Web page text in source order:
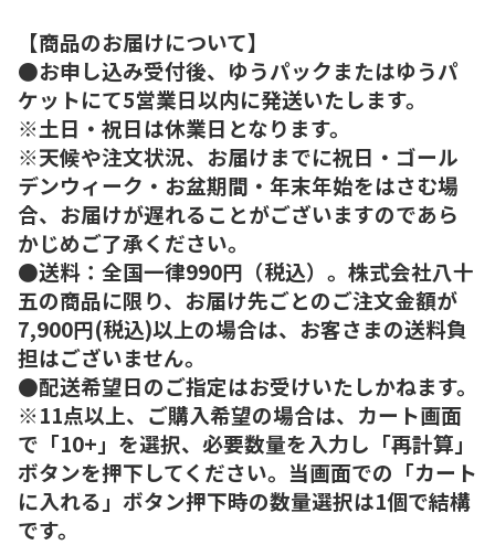
【商品のお届けについて】
●お申し込み受付後、ゆうパックまたはゆうパ
ケットにて5営業日以内に発送いたします。
※土日・祝日は休業日となります。
※天候や注文状況、お届けまでに祝日・ゴール
デンウィーク・お盆期間・年末年始をはさむ場
合、お届けが遅れることがございますのであら
かじめご了承ください。
●送料：全国一律990円（税込）。株式会社八十
五の商品に限り、お届け先ごとのご注文金額が
7,900円(税込)以上の場合は、お客さまの送料負
担はございません。
●配送希望日のご指定はお受けいたしかねます。
※11点以上、ご購入希望の場合は、カート画面
で「10+」を選択、必要数量を入力し「再計算」
ボタンを押下してください。当画面での「カート
に入れる」ボタン押下時の数量選択は1個で結構
です。